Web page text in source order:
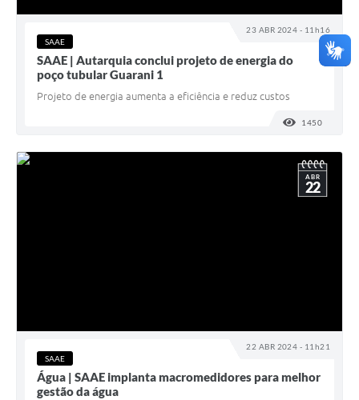
23 ABR 2024 - 11h16
SAAE
SAAE | Autarquia conclui projeto de energia do
poço tubular Guarani 1
Projeto de energia aumenta a eficiência e reduz custos
1450
22 ABR 2024 - 11h21
ABR
22
SAAE
Água | SAAE implanta macromedidores para melhor
gestão da água